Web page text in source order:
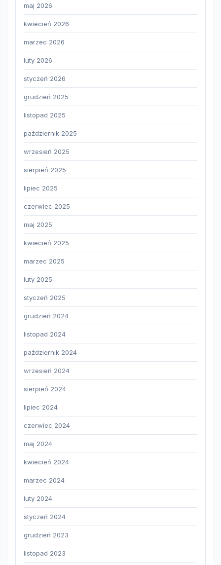
maj 2026
kwiecień 2026
marzec 2026
luty 2026
styczeń 2026
grudzień 2025
listopad 2025
październik 2025
wrzesień 2025
sierpień 2025
lipiec 2025
czerwiec 2025
maj 2025
kwiecień 2025
marzec 2025
luty 2025
styczeń 2025
grudzień 2024
listopad 2024
październik 2024
wrzesień 2024
sierpień 2024
lipiec 2024
czerwiec 2024
maj 2024
kwiecień 2024
marzec 2024
luty 2024
styczeń 2024
grudzień 2023
listopad 2023